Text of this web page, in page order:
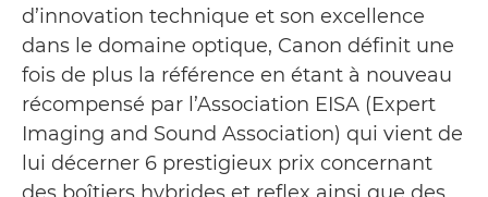
d’innovation technique et son excellence
dans le domaine optique, Canon définit une
fois de plus la référence en étant à nouveau
récompensé par l’Association EISA (Expert
Imaging and Sound Association) qui vient de
lui décerner 6 prestigieux prix concernant